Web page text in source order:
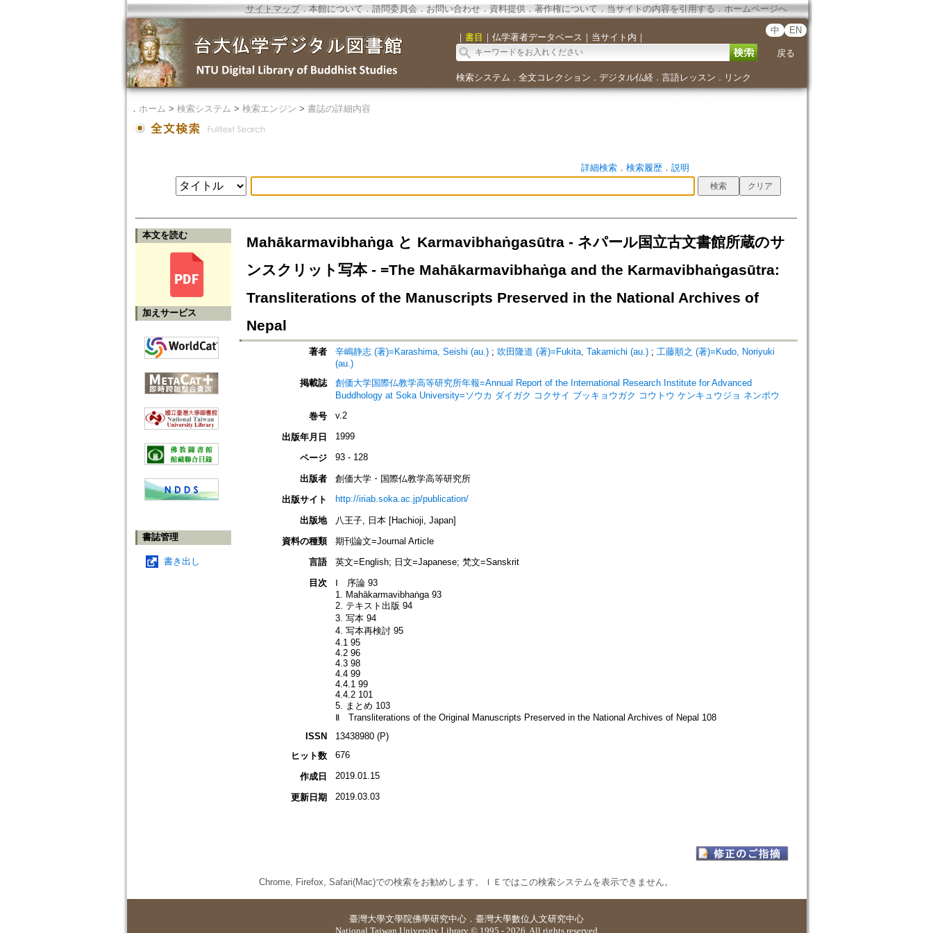
サイトマップ．本館について ． 諮問委員会． お問い合わせ． 資料提供． 著作権について．当サイトの内容を引用する ． ホームページへ
｜ 書目 ｜ 仏学著者データベース ｜ 当サイト内 ｜
中 EN
戻る
検索システム ． 全文コレクション ． デジタル仏経． 言語レッスン ． リンク
． ホーム > 検索システム > 検索エンジン > 書誌の詳細内容
詳細検索． 検索履歴． 説明
本文を読む
加えサービス
書誌管理
書き出し
Mahākarmavibhaṅga と Karmavibhaṅgasūtra - ネパール国立古文書館所蔵のサ
ンスクリット写本 - =The Mahākarmavibhaṅga and the Karmavibhaṅgasūtra:
Transliterations of the Manuscripts Preserved in the National Archives of
Nepal
著者 辛嶋静志 (著)=Karashima, Seishi (au.); 吹田隆道 (著)=Fukita, Takamichi (au.); 工藤順之 (著)=Kudo, Noriyuki
(au.)
掲載誌
創価大学国際仏教学高等研究所年報=Annual Report of the International Research Institute for Advanced
Buddhology at Soka University=ソウカ ダイガク コクサイ ブッキョウガク コウトウ ケンキュウジョ ネンポウ
巻号
v.2
出版年月日 1999
ページ 93 - 128
出版者
創価大学・国際仏教学高等研究所
出版サイト
http://iriab.soka.ac.jp/publication/
出版地
八王子, 日本 [Hachioji, Japan]
資料の種類
期刊論文=Journal Article
言語
英文=English; 日文=Japanese; 梵文=Sanskrit
目次
Ⅰ 序論 93
1. Mahākarmavibhaṅga 93
2. テキスト出版 94
3. 写本 94
4. 写本再検討 95
4.1 95
4.2 96
4.3 98
4.4 99
4.4.1 99
4.4.2 101
5. まとめ 103
Ⅱ Transliterations of the Original Manuscripts Preserved in the National Archives of Nepal 108
ISSN
13438980 (P)
ヒット数
676
作成日 2019.01.15
更新日期 2019.03.03
Chrome, Firefox, Safari(Mac)での検索をお勧めします。ＩＥではこの検索システムを表示できません。
臺灣大學文學院佛學研究中心 ． 臺灣大學數位人文研究中心
National Taiwan University Library © 1995 - 2026. All rights reserved